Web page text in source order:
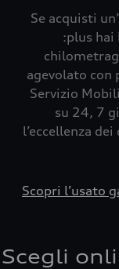
Se acquisti
:plus hai
agevolato con
Servizio
su 24, 7
l’eccellenza
Scopri l’usato
Scegli